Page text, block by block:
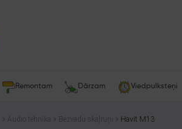
Remontam Dārzam Viedpulksteņi
Audio tehnika Bezvadu skaļruņi Havit M13